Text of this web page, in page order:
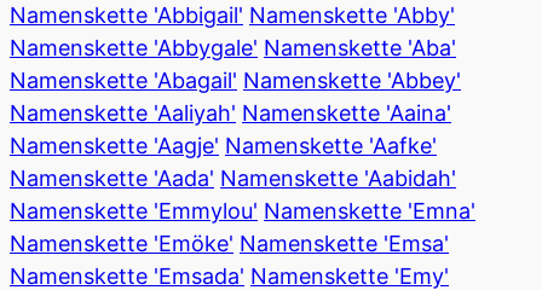
Namenskette 'Abbigail' Namenskette 'Abby'
Namenskette 'Abbygale' Namenskette 'Aba'
Namenskette 'Abagail' Namenskette 'Abbey'
Namenskette 'Aaliyah' Namenskette 'Aaina'
Namenskette 'Aagje' Namenskette 'Aafke'
Namenskette 'Aada' Namenskette 'Aabidah'
Namenskette 'Emmylou' Namenskette 'Emna'
Namenskette 'Emöke' Namenskette 'Emsa'
Namenskette 'Emsada' Namenskette 'Emy'